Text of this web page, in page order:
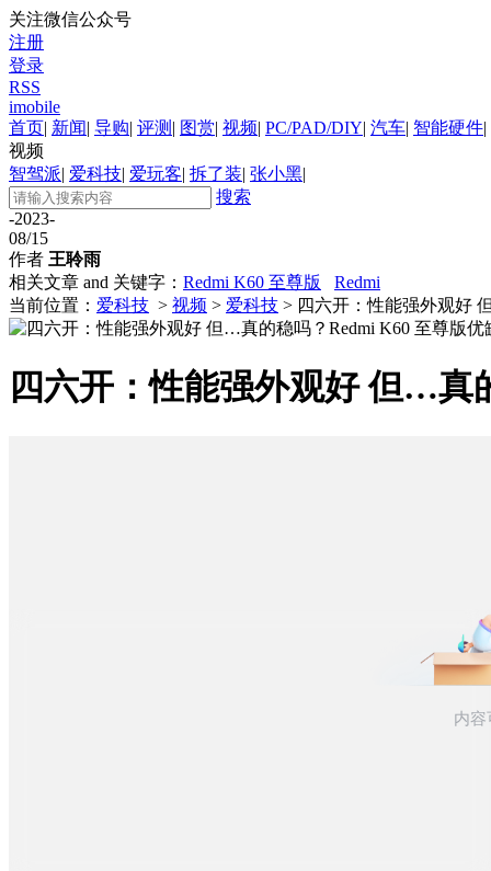
关注微信公众号
注册
登录
RSS
imobile
首页| 新闻| 导购| 评测 | 图赏| 视频| PC/PAD/DIY| 汽车| 智能硬件|
视频
智驾派| 爱科技| 爱玩客| 拆了装| 张小黑|
搜索
-2023-
08/15
作者 王聆雨
相关文章 and 关键字： Redmi K60 至尊版
Redmi
当前位置： 爱科技 > 视频 > 爱科技 > 四六开：性能强外观好
四六开：性能强外观好 但…真